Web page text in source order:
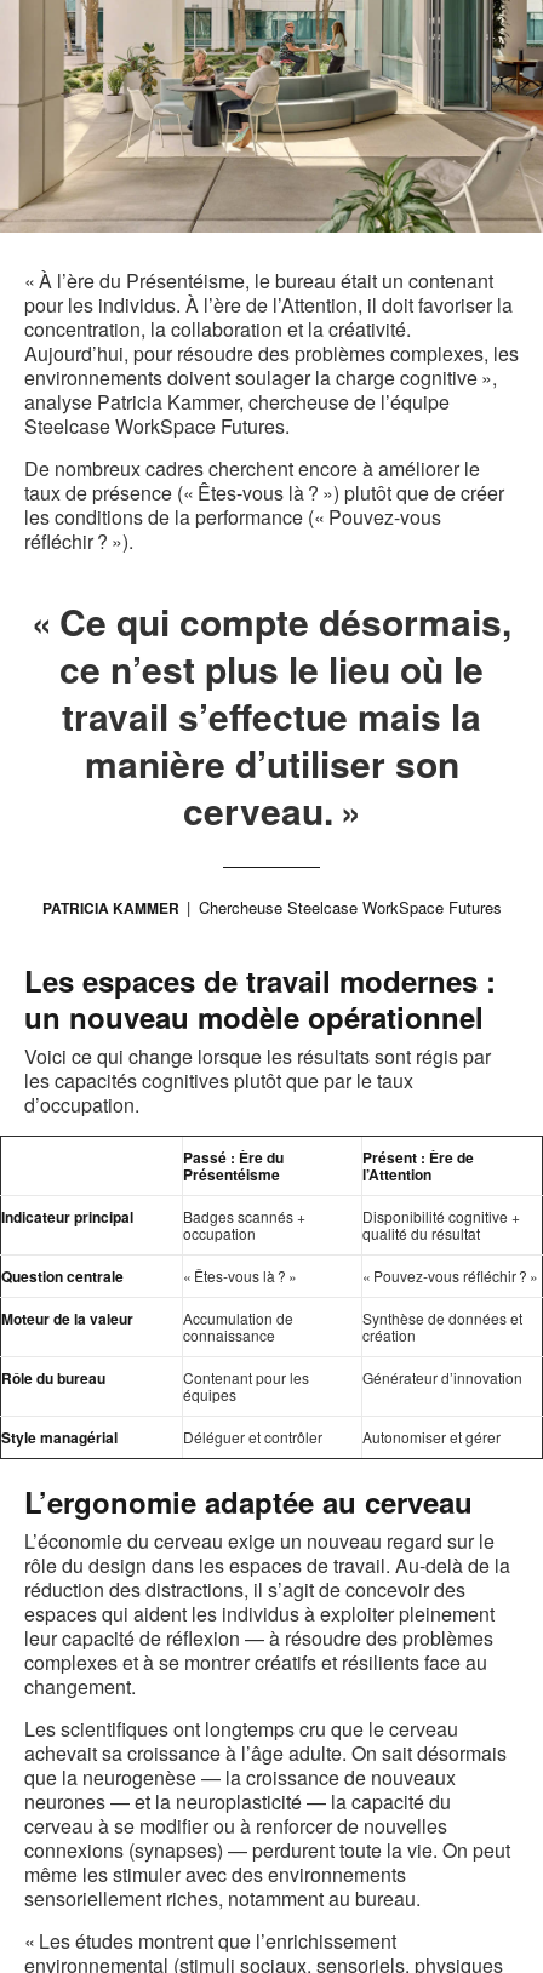
« À l’ère du Présentéisme, le bureau était un contenant
pour les individus. À l’ère de l’Attention, il doit favoriser la
concentration, la collaboration et la créativité.
Aujourd’hui, pour résoudre des problèmes complexes, les
environnements doivent soulager la charge cognitive »,
analyse Patricia Kammer, chercheuse de l’équipe
Steelcase WorkSpace Futures.
De nombreux cadres cherchent encore à améliorer le
taux de présence (« Êtes-vous là ? ») plutôt que de créer
les conditions de la performance (« Pouvez-vous
réfléchir ? »).
« Ce qui compte désormais,
ce n’est plus le lieu où le
travail s’effectue mais la
manière d’utiliser son
cerveau. »
PATRICIA KAMMER Chercheuse Steelcase WorkSpace Futures
Les espaces de travail modernes :
un nouveau modèle opérationnel
Voici ce qui change lorsque les résultats sont régis par
les capacités cognitives plutôt que par le taux
d’occupation.
Passé : Ère du
Présentéisme
Présent : Ère de
l’Attention
Indicateur principal
Badges scannés +
occupation
Disponibilité cognitive +
qualité du résultat
Question centrale « Êtes-vous là ? » « Pouvez-vous réfléchir ? »
Moteur de la valeur
Accumulation de
connaissance
Synthèse de données et
création
Rôle du bureau
Contenant pour les
équipes
Générateur d’innovation
Style managérial Déléguer et contrôler Autonomiser et gérer
L’ergonomie adaptée au cerveau
L’économie du cerveau exige un nouveau regard sur le
rôle du design dans les espaces de travail. Au-delà de la
réduction des distractions, il s’agit de concevoir des
espaces qui aident les individus à exploiter pleinement
leur capacité de réflexion — à résoudre des problèmes
complexes et à se montrer créatifs et résilients face au
changement.
Les scientifiques ont longtemps cru que le cerveau
achevait sa croissance à l’âge adulte. On sait désormais
que la neurogenèse — la croissance de nouveaux
neurones — et la neuroplasticité — la capacité du
cerveau à se modifier ou à renforcer de nouvelles
connexions (synapses) — perdurent toute la vie. On peut
même les stimuler avec des environnements
sensoriellement riches, notamment au bureau.
« Les études montrent que l’enrichissement
environnemental (stimuli sociaux, sensoriels, physiques